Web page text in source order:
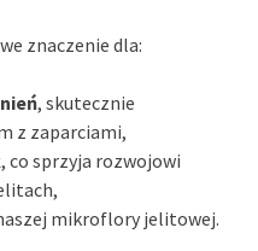
znaczenie dla:
, skutecznie
z zaparciami,
, co sprzyja rozwojowi
mikroflory jelitowej.